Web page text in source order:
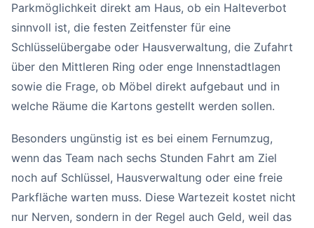
Parkmöglichkeit direkt am Haus, ob ein Halteverbot
sinnvoll ist, die festen Zeitfenster für eine
Schlüsselübergabe oder Hausverwaltung, die Zufahrt
über den Mittleren Ring oder enge Innenstadtlagen
sowie die Frage, ob Möbel direkt aufgebaut und in
welche Räume die Kartons gestellt werden sollen.
Besonders ungünstig ist es bei einem Fernumzug,
wenn das Team nach sechs Stunden Fahrt am Ziel
noch auf Schlüssel, Hausverwaltung oder eine freie
Parkfläche warten muss. Diese Wartezeit kostet nicht
nur Nerven, sondern in der Regel auch Geld, weil das